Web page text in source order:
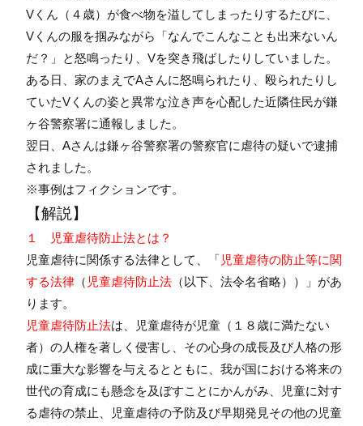
Vくん（４歳）が食べ物を溢してしまったりするたびに、
Vくんの服を掴みながら「なんでこんなことも出来ないん
だ？」と怒鳴ったり、Vを突き飛ばしたりしていました。
ある日、家のまえでAさんに怒鳴られたり、殴られたりし
ていたVくんの姿と異常な泣き声を心配した近隣住民が鎌
ヶ谷警察署に通報しました。
翌日、Aさんは鎌ヶ谷警察署の警察官に虐待の疑いで逮捕
されました。
※事例はフィクションです。
【解説】
１ 児童虐待防止法とは？
児童虐待に関係する法律として、「 児童虐待の防止等に関
する法律 （ 児童虐待防止法 （以下、法令名省略））」があ
ります。
児童虐待防止法は、児童虐待が児童（１８歳に満たない
者）の人権を著しく侵害し、その心身の成長及び人格の形
成に重大な影響を与えるとともに、我が国における将来の
世代の育成にも懸念を及ぼすことにかんがみ、児童に対す
る虐待の禁止、児童虐待の予防及び早期発見その他の児童